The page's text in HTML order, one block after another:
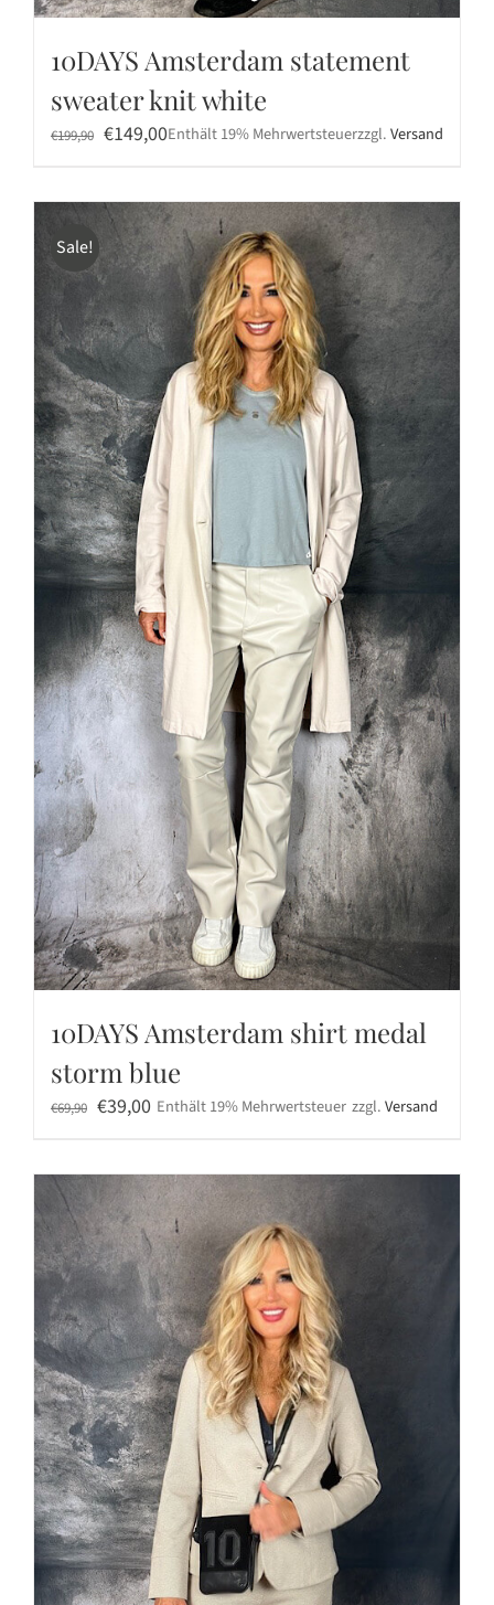
10DAYS Amsterdam statement
sweater knit white
€199,90 Ursprünglicher
€199,90
€149,00Aktueller
€149,00.
Enthält 19% Mehrwertsteuerzzgl.Versand
Sale!
10DAYS Amsterdam shirt medal
storm blue
€69,90 Ursprünglicher
€69,90
€39,00Aktueller
€39,00.
Enthält 19% Mehrwertsteuer zzgl.Versand